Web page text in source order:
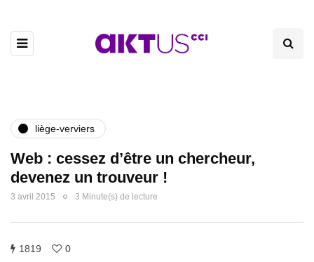
liège-verviers
Web : cessez d’être un chercheur,
devenez un trouveur !
3 avril 2015 3 Minute(s) de lecture
1819 0